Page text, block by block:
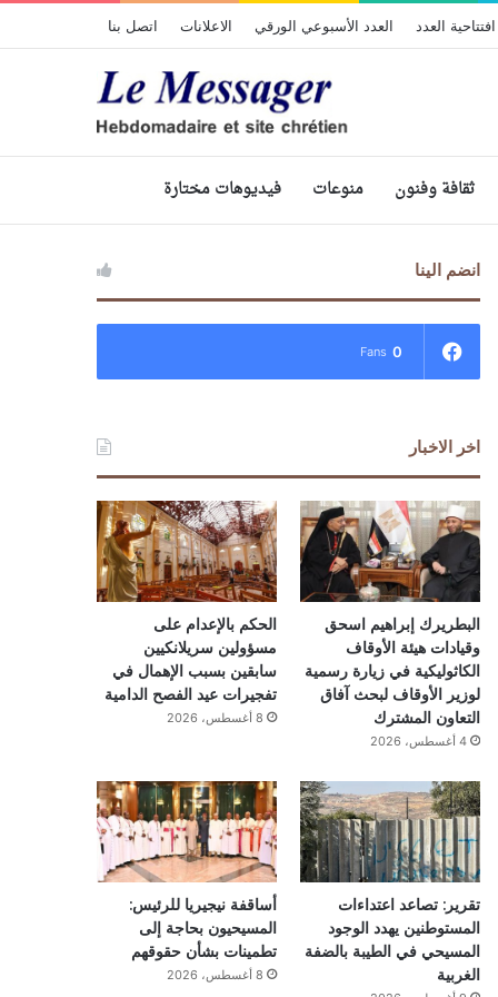
افتتاحية العدد العدد الأسبوعي الورقي الاعلانات اتصل بنا
ثقافة وفنون منوعات فيديوهات مختارة
انضم الينا
0
Fans
اخر الاخبار
البطريرك إبراهيم اسحق
وقيادات هيئة الأوقاف
الكاثوليكية في زيارة رسمية
لوزير الأوقاف لبحث آفاق
التعاون المشترك
4 أغسطس، 2026
الحكم بالإعدام على
مسؤولين سريلانكيين
سابقين بسبب الإهمال في
تفجيرات عيد الفصح الدامية
8 أغسطس، 2026
تقرير: تصاعد اعتداءات
المستوطنين يهدد الوجود
المسيحي في الطيبة بالضفة
الغربية
أساقفة نيجيريا للرئيس:
المسيحيون بحاجة إلى
تطمينات بشأن حقوقهم
8 أغسطس، 2026